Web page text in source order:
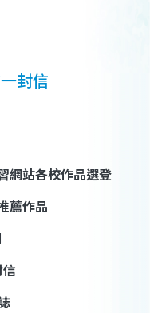
封信
網站各校作品選登
薦作品